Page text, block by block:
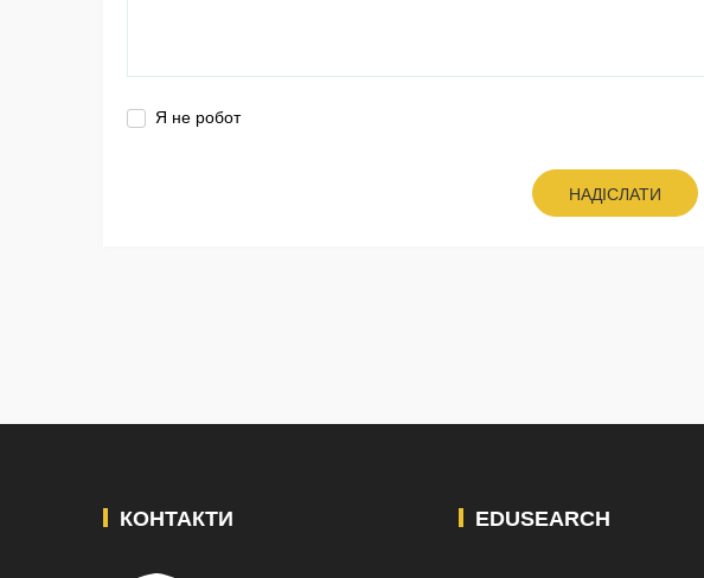
Я не робот
НАДІСЛАТИ
КОНТАКТИ EDUSEARCH